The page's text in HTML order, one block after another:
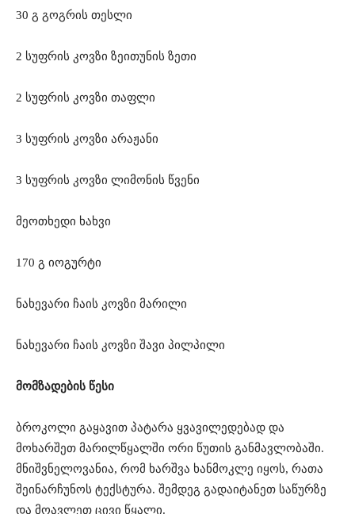
30 გ გოგრის თესლი
2 სუფრის კოვზი ზეითუნის ზეთი
2 სუფრის კოვზი თაფლი
3 სუფრის კოვზი არაჟანი
3 სუფრის კოვზი ლიმონის წვენი
მეოთხედი ხახვი
170 გ იოგურტი
ნახევარი ჩაის კოვზი მარილი
ნახევარი ჩაის კოვზი შავი პილპილი
მომზადების წესი
ბროკოლი გაყავით პატარა ყვავილედებად და
მოხარშეთ მარილწყალში ორი წუთის განმავლობაში.
მნიშვნელოვანია, რომ ხარშვა ხანმოკლე იყოს, რათა
შეინარჩუნოს ტექსტურა. შემდეგ გადაიტანეთ საწურზე
და მოავლეთ ცივი წყალი.